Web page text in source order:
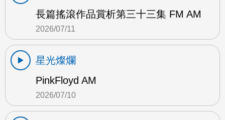
長篇搖滾作品賞析第三十三集 FM AM
2026/07/11
星光燦爛
PinkFloyd AM
2026/07/10